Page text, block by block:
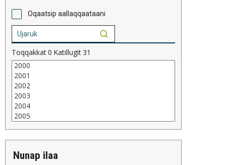
Oqaatsip aallaqqaataani
Toqqakkat0 Katillugit31
nunap ilaa